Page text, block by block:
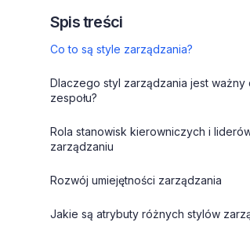
Spis treści
Co to są style zarządzania?
Dlaczego styl zarządzania jest ważny
zespołu?
Rola stanowisk kierowniczych i
zarządzaniu
Rozwój umiejętności zarządzania
Jakie są atrybuty różnych stylów